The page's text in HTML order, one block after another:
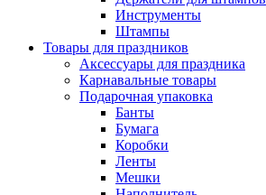
Инструменты
Штампы
Товары для праздников
Аксессуары для праздника
Карнавальные товары
Подарочная упаковка
Банты
Бумага
Коробки
Ленты
Мешки